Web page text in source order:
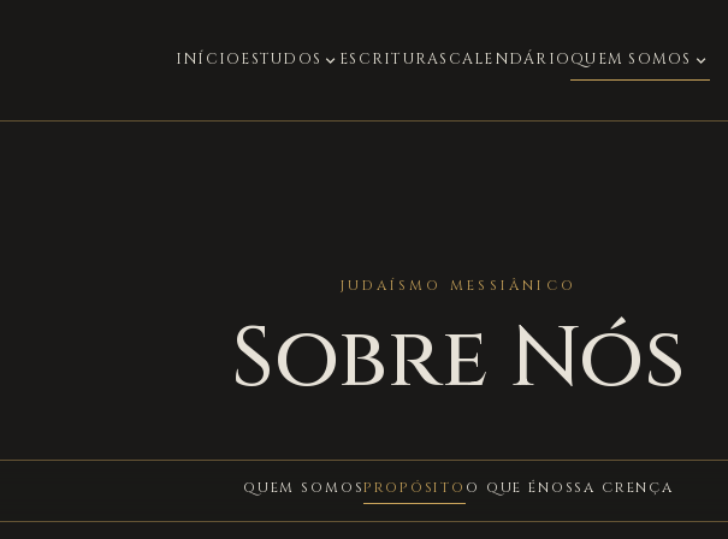
INÍCIOESTUDOS expand_more ESCRITURAS CALENDÁRIOQUEM SOMOS expand_more
JUDAÍSMO MESSIÂNICO
Sobre Nós
QUEM SOMOSPROPÓSITO O QUE ÉNOSSA CRENÇA